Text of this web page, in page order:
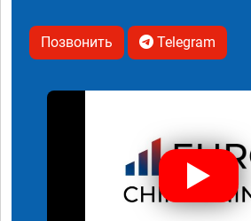
Позвонить Telegram